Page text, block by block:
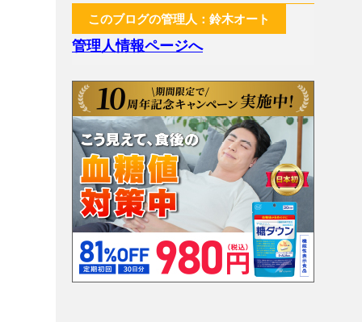
このブログの管理人：鈴木オート
管理人情報ページへ